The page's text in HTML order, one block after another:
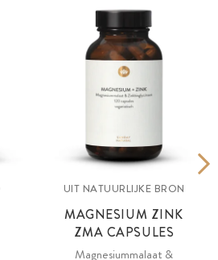
UIT NATUURLIJKE BRON
MAGNESIUM ZINK
ZMA CAPSULES
Magnesiummalaat &